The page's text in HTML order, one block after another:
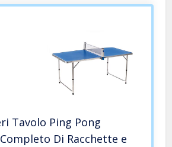
Tavolo Ping Pong
Di Racchette e